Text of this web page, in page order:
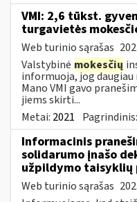
VMI: 2,6 tūkst.
turgavietės
Web turinio sąrašas
Valstybinė mokesčių
informuoja, jog
Mano VMI gavo
jiems skirti...
Metai: 2021 Pagrindinis:
Informacinis
solidarumo įnašo
užpildymo
Web turinio sąrašas